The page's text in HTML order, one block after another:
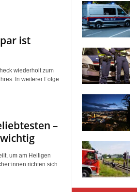
ist
wiederholt zum
In weiterer Folge
–
um am Heiligen
richten sich